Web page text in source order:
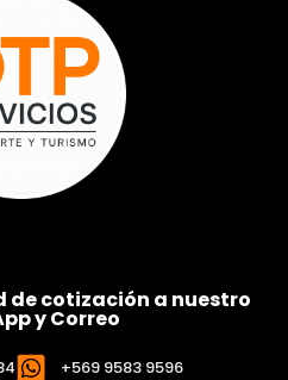
de cotización a nuestro
y Correo
+569 9583 9596